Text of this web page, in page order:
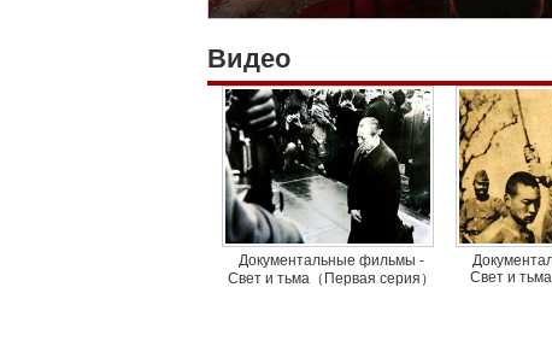
Видео
Документальные фильмы -
Свет и тьма（Первая серия）
Свет и